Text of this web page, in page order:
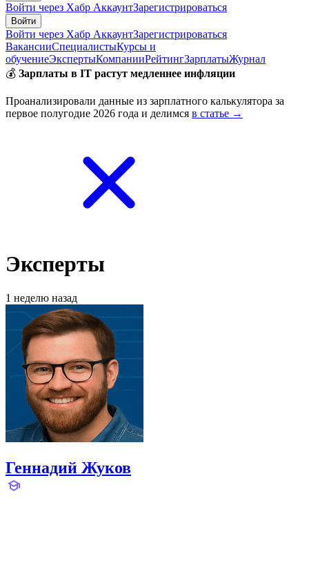
Войти через Хабр АккаунтЗарегистрироваться
Войти
Войти через Хабр АккаунтЗарегистрироваться
ВакансииСпециалистыКурсы и
обучениеЭкспертыКомпанииРейтингЗарплатыЖурнал
💰 Зарплаты в IT растут медленнее инфляции
Проанализировали данные из зарплатного калькулятора за
первое полугодие 2026 года и делимся в статье →
Эксперты
1 неделю назад
Геннадий Жуков